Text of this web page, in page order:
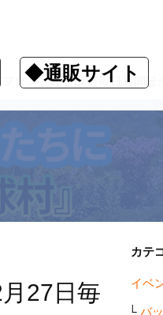
◆通販サイト
ロン（12月27日毎日新聞ほ
27日毎
カテ
イベ
バ